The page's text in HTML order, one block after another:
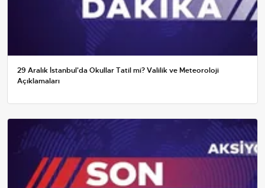
29 Aralık İstanbul'da Okullar Tatil mi? Valilik ve Meteoroloji
Açıklamaları